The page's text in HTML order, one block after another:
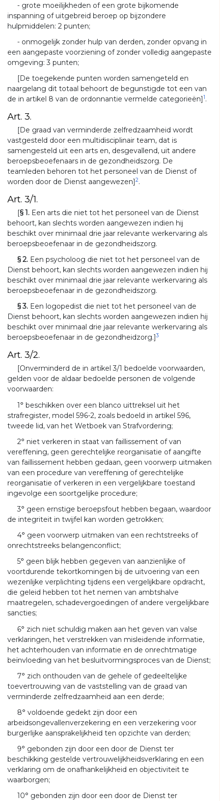
- grote moeilijkheden of een grote bijkomende
inspanning of uitgebreid beroep op bijzondere
hulpmiddelen: 2 punten;
- onmogelijk zonder hulp van derden, zonder opvang in
een aangepaste voorziening of zonder volledig aangepaste
omgeving: 3 punten;
[De toegekende punten worden samengeteld en
naargelang dit totaal behoort de begunstigde tot een van
de in artikel 8 van de ordonnantie vermelde categorieën]1.
Art. 3.
[De graad van verminderde zelfredzaamheid wordt
vastgesteld door een multidisciplinair team, dat is
samengesteld uit een arts en, desgevallend, uit andere
beroepsbeoefenaars in de gezondheidszorg. De
teamleden behoren tot het personeel van de Dienst of
worden door de Dienst aangewezen]2.
Art. 3/1.
[§ 1. Een arts die niet tot het personeel van de Dienst
behoort, kan slechts worden aangewezen indien hij
beschikt over minimaal drie jaar relevante werkervaring als
beroepsbeoefenaar in de gezondheidszorg.
§ 2. Een psycholoog die niet tot het personeel van de
Dienst behoort, kan slechts worden aangewezen indien hij
beschikt over minimaal drie jaar relevante werkervaring als
beroepsbeoefenaar in de gezondheidszorg.
§ 3. Een logopedist die niet tot het personeel van de
Dienst behoort, kan slechts worden aangewezen indien hij
beschikt over minimaal drie jaar relevante werkervaring als
beroepsbeoefenaar in de gezondheidzorg.]3
Art. 3/2.
[Onverminderd de in artikel 3/1 bedoelde voorwaarden,
gelden voor de aldaar bedoelde personen de volgende
voorwaarden:
1° beschikken over een blanco uittreksel uit het
strafregister, model 596-2, zoals bedoeld in artikel 596,
tweede lid, van het Wetboek van Strafvordering;
2° niet verkeren in staat van faillissement of van
vereffening, geen gerechtelijke reorganisatie of aangifte
van faillissement hebben gedaan, geen voorwerp uitmaken
van een procedure van vereffening of gerechtelijke
reorganisatie of verkeren in een vergelijkbare toestand
ingevolge een soortgelijke procedure;
3° geen ernstige beroepsfout hebben begaan, waardoor
de integriteit in twijfel kan worden getrokken;
4° geen voorwerp uitmaken van een rechtstreeks of
onrechtstreeks belangenconflict;
5° geen blijk hebben gegeven van aanzienlijke of
voortdurende tekortkomingen bij de uitvoering van een
wezenlijke verplichting tijdens een vergelijkbare opdracht,
die geleid hebben tot het nemen van ambtshalve
maatregelen, schadevergoedingen of andere vergelijkbare
sancties;
6° zich niet schuldig maken aan het geven van valse
verklaringen, het verstrekken van misleidende informatie,
het achterhouden van informatie en de onrechtmatige
beïnvloeding van het besluitvormingsproces van de Dienst;
7° zich onthouden van de gehele of gedeeltelijke
toevertrouwing van de vaststelling van de graad van
verminderde zelfredzaamheid aan een derde;
8° voldoende gedekt zijn door een
arbeidsongevallenverzekering en een verzekering voor
burgerlijke aansprakelijkheid ten opzichte van derden;
9° gebonden zijn door een door de Dienst ter
beschikking gestelde vertrouwelijkheidsverklaring en een
verklaring om de onafhankelijkheid en objectiviteit te
waarborgen;
10° gebonden zijn door een door de Dienst ter